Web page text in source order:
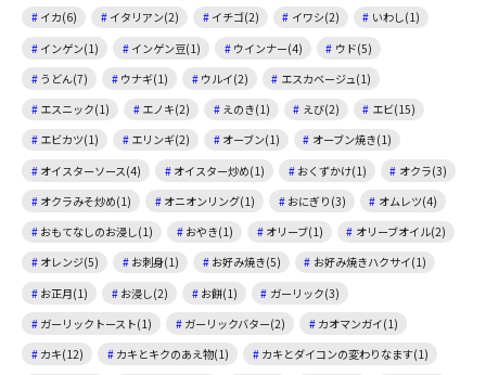
イカ(6)
イタリアン(2) イチゴ(2) イワシ(2)
いわし(1)
インゲン(1)
インゲン豆(1) ウインナー(4)
ウド(5)
うどん(7)
ウナギ(1) ウルイ(2)
エスカベージュ(1)
エスニック(1)
エノキ(2) えのき(1) えび(2)
エビ(15)
エビカツ(1)
エリンギ(2) オーブン(1)
オーブン焼き(1)
オイスターソース(4)
オイスター炒め(1) おくずかけ(1)
オクラ(3)
オクラみそ炒め(1)
オニオンリング(1) おにぎり(3)
オムレツ(4)
おもてなしのお浸し(1)
おやき(1) オリーブ(1)
オリーブオイル(2)
オレンジ(5)
お刺身(1) お好み焼き(5)
お好み焼きハクサイ(1)
お正月(1)
お浸し(2) お餅(1)
ガーリック(3)
ガーリックトースト(1)
ガーリックバター(2)
カオマンガイ(1)
カキ(12)
カキとキクのあえ物(1)
カキとダイコンの変わりなます(1)